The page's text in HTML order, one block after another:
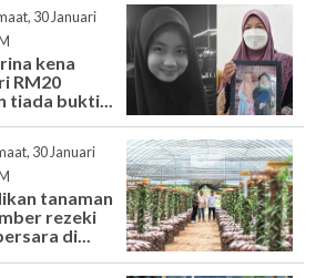
30 Januari
kena
RM20
tiada bukti...
30 Januari
tanaman
rezeki
di...